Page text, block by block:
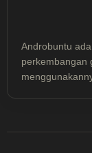
Androbuntu
perkembangan